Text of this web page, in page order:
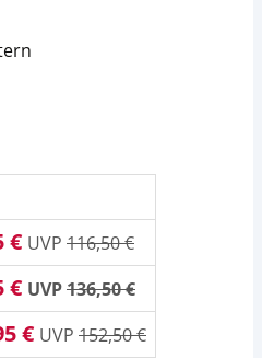
€ UVP 116,50 €
€ UVP136,50 €
€ UVP 152,50 €